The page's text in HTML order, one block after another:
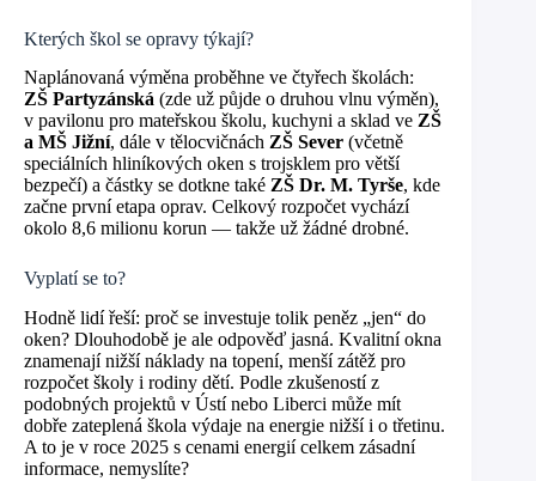
Kterých škol se opravy týkají?
Naplánovaná výměna proběhne ve čtyřech školách:
ZŠ Partyzánská (zde už půjde o druhou vlnu výměn),
v pavilonu pro mateřskou školu, kuchyni a sklad ve ZŠ
a MŠ Jižní, dále v tělocvičnách ZŠ Sever (včetně
speciálních hliníkových oken s trojsklem pro větší
bezpečí) a částky se dotkne také ZŠ Dr. M. Tyrše, kde
začne první etapa oprav. Celkový rozpočet vychází
okolo 8,6 milionu korun — takže už žádné drobné.
Vyplatí se to?
Hodně lidí řeší: proč se investuje tolik peněz „jen“ do
oken? Dlouhodobě je ale odpověď jasná. Kvalitní okna
znamenají nižší náklady na topení, menší zátěž pro
rozpočet školy i rodiny dětí. Podle zkušeností z
podobných projektů v Ústí nebo Liberci může mít
dobře zateplená škola výdaje na energie nižší i o třetinu.
A to je v roce 2025 s cenami energií celkem zásadní
informace, nemyslíte?